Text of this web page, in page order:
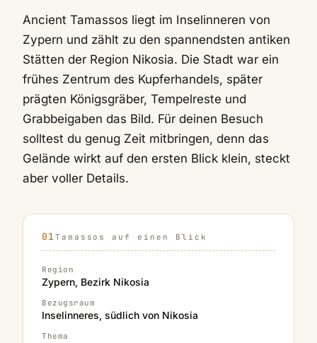
Ancient Tamassos liegt im Inselinneren von
Zypern und zählt zu den spannendsten antiken
Stätten der Region Nikosia. Die Stadt war ein
frühes Zentrum des Kupferhandels, später
prägten Königsgräber, Tempelreste und
Grabbeigaben das Bild. Für deinen Besuch
solltest du genug Zeit mitbringen, denn das
Gelände wirkt auf den ersten Blick klein, steckt
aber voller Details.
Tamassos auf einen Blick
Region
Zypern, Bezirk Nikosia
Bezugsraum
Inselinneres, südlich von Nikosia
Thema